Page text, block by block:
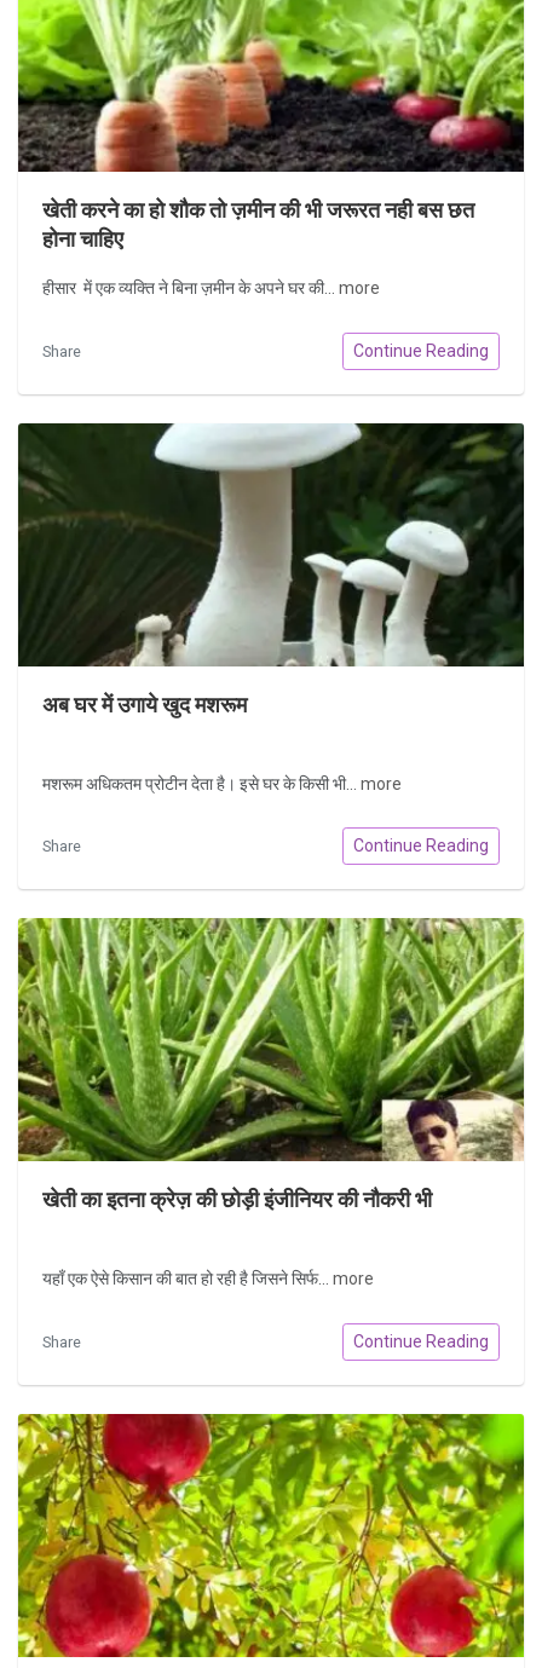
खेती करने का हो शौक तो ज़मीन की भी जरूरत नही बस छत
होना चाहिए
हीसार में एक व्यक्ति ने बिना ज़मीन के अपने घर की... more
Share Continue Reading
अब घर में उगाये खुद मशरूम
मशरूम अधिकतम प्रोटीन देता है। इसे घर के किसी भी... more
Share Continue Reading
खेती का इतना क्रेज़ की छोड़ी इंजीनियर की नौकरी भी
यहाँ एक ऐसे किसान की बात हो रही है जिसने सिर्फ... more
Share Continue Reading